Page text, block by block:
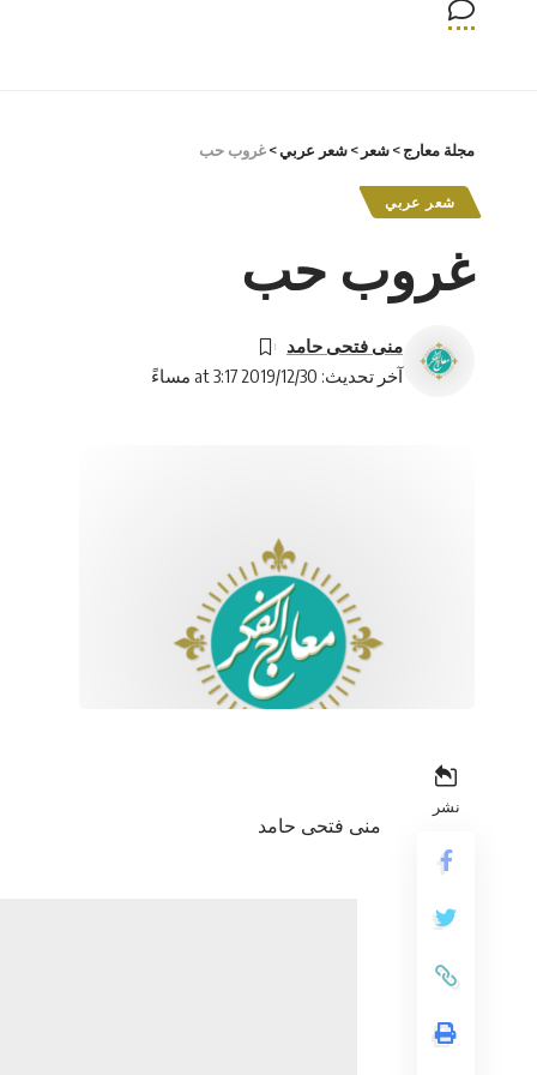
مجلة معارج>شعر >شعر عربي>غروب حب
شعر عربي
غروب حب
آخر تحديث: 2019/12/30 at 3:17 مساءً
منى فتحى حامد
نشر
منى فتحى حامد